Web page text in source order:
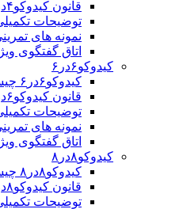
قانون کیدوکو۴در۴
توضیحات تکمیلی
نمونه های تمرینی
اتاق گفتگوی ویژه
کیدوکو۶در۶
کیدوکو۶در۶ چیست؟
قانون کیدوکو۶در۶
توضیحات تکمیلی
نمونه های تمرینی
اتاق گفتگوی ویژه
کیدوکو۸در۸
کیدوکو۸در۸ چیست؟
قانون کیدوکو۸در۸
توضیحات تکمیلی